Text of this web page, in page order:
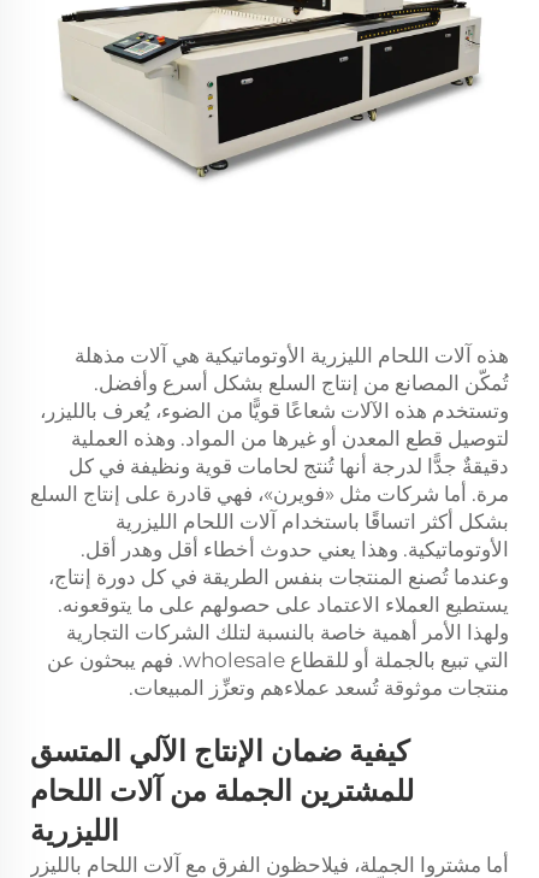
هذه آلات اللحام الليزرية الأوتوماتيكية هي آلات مذهلة
تُمكّن المصانع من إنتاج السلع بشكل أسرع وأفضل.
وتستخدم هذه الآلات شعاعًا قويًّا من الضوء، يُعرف بالليزر،
لتوصيل قطع المعدن أو غيرها من المواد. وهذه العملية
دقيقةٌ جدًّا لدرجة أنها تُنتج لحامات قوية ونظيفة في كل
مرة. أما شركات مثل «فويرن»، فهي قادرة على إنتاج السلع
بشكل أكثر اتساقًا باستخدام آلات اللحام الليزرية
الأوتوماتيكية. وهذا يعني حدوث أخطاء أقل وهدر أقل.
وعندما تُصنع المنتجات بنفس الطريقة في كل دورة إنتاج،
يستطيع العملاء الاعتماد على حصولهم على ما يتوقعونه.
ولهذا الأمر أهمية خاصة بالنسبة لتلك الشركات التجارية
التي تبيع بالجملة أو للقطاع wholesale. فهم يبحثون عن
منتجات موثوقة تُسعد عملاءهم وتعزِّز المبيعات.
كيفية ضمان الإنتاج الآلي المتسق
للمشترين الجملة من آلات اللحام
الليزرية
أما مشتروا الجملة، فيلاحظون الفرق مع آلات اللحام بالليزر